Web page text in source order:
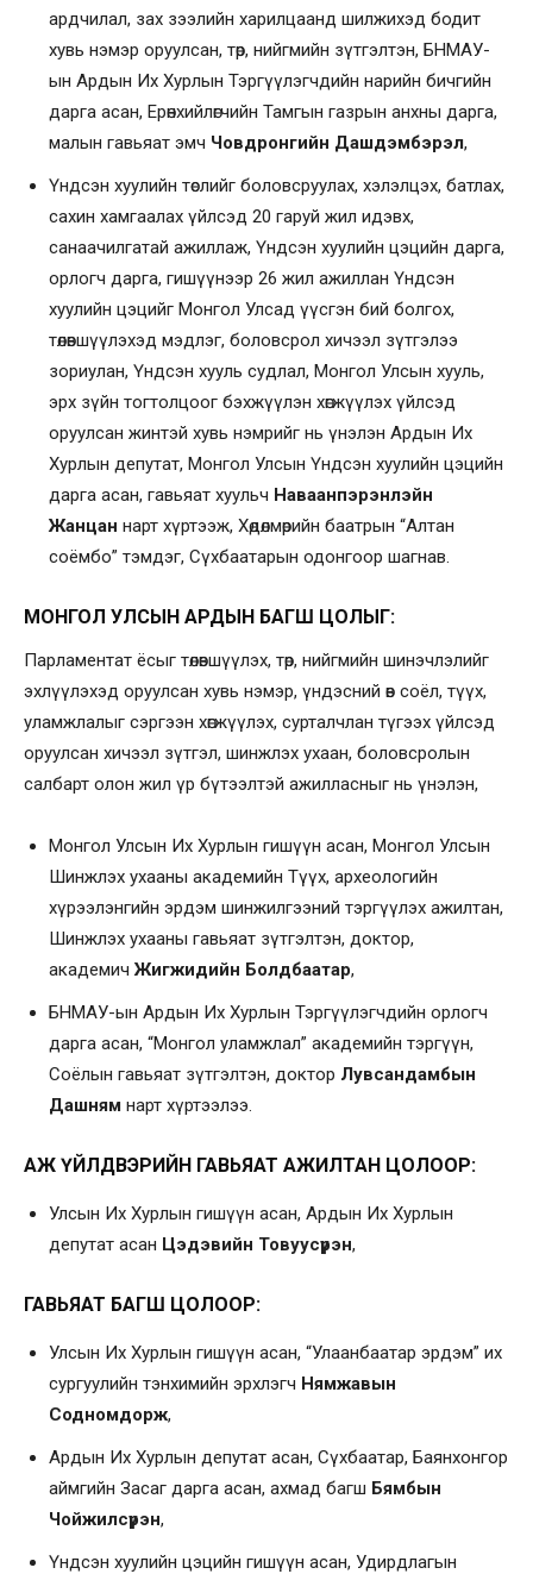
ардчилал, зах зээлийн харилцаанд шилжихэд бодит
хувь нэмэр оруулсан, төр, нийгмийн зүтгэлтэн, БНМАУ-
ын Ардын Их Хурлын Тэргүүлэгчдийн нарийн бичгийн
дарга асан, Ерөнхийлөгчийн Тамгын газрын анхны дарга,
малын гавьяат эмч Човдронгийн Дашдэмбэрэл,
Үндсэн хуулийн төслийг боловсруулах, хэлэлцэх, батлах,
сахин хамгаалах үйлсэд 20 гаруй жил идэвх,
санаачилгатай ажиллаж, Үндсэн хуулийн цэцийн дарга,
орлогч дарга, гишүүнээр 26 жил ажиллан Үндсэн
хуулийн цэцийг Монгол Улсад үүсгэн бий болгох,
төлөвшүүлэхэд мэдлэг, боловсрол хичээл зүтгэлээ
зориулан, Үндсэн хууль судлал, Монгол Улсын хууль,
эрх зүйн тогтолцоог бэхжүүлэн хөгжүүлэх үйлсэд
оруулсан жинтэй хувь нэмрийг нь үнэлэн Ардын Их
Хурлын депутат, Монгол Улсын Үндсэн хуулийн цэцийн
дарга асан, гавьяат хуульч Наваанпэрэнлэйн
Жанцан нарт хүртээж, Хөдөлмөрийн баатрын “Алтан
соёмбо” тэмдэг, Сүхбаатарын одонгоор шагнав.
МОНГОЛ УЛСЫН АРДЫН БАГШ ЦОЛЫГ:
Парламентат ёсыг төлөвшүүлэх, төр, нийгмийн шинэчлэлийг
эхлүүлэхэд оруулсан хувь нэмэр, үндэсний өв соёл, түүх,
уламжлалыг сэргээн хөгжүүлэх, сурталчлан түгээх үйлсэд
оруулсан хичээл зүтгэл, шинжлэх ухаан, боловсролын
салбарт олон жил үр бүтээлтэй ажилласныг нь үнэлэн,
Монгол Улсын Их Хурлын гишүүн асан, Монгол Улсын
Шинжлэх ухааны академийн Түүх, археологийн
хүрээлэнгийн эрдэм шинжилгээний тэргүүлэх ажилтан,
Шинжлэх ухааны гавьяат зүтгэлтэн, доктор,
академичЖигжидийн Болдбаатар,
БНМАУ-ын Ардын Их Хурлын Тэргүүлэгчдийн орлогч
дарга асан, “Монгол уламжлал” академийн тэргүүн,
Соёлын гавьяат зүтгэлтэн, доктор Лувсандамбын
Дашням нарт хүртээлээ.
АЖ ҮЙЛДВЭРИЙН ГАВЬЯАТ АЖИЛТАН ЦОЛООР:
Улсын Их Хурлын гишүүн асан, Ардын Их Хурлын
депутат асан Цэдэвийн Товуусүрэн,
ГАВЬЯАТ БАГШ ЦОЛООР:
Улсын Их Хурлын гишүүн асан, “Улаанбаатар эрдэм” их
сургуулийн тэнхимийн эрхлэгч Нямжавын
Содномдорж,
Ардын Их Хурлын депутат асан, Сүхбаатар, Баянхонгор
аймгийн Засаг дарга асан, ахмад багш Бямбын
Чойжилсүрэн,
Үндсэн хуулийн цэцийн гишүүн асан, Удирдлагын